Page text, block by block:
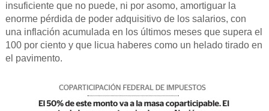
insuficiente que no puede, ni por asomo, amortiguar la
enorme pérdida de poder adquisitivo de los salarios, con
una inflación acumulada en los últimos meses que supera el
100 por ciento y que licua haberes como un helado tirado en
el pavimento.